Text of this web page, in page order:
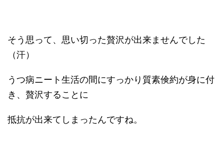
そう思って、思い切った贅沢が出来ませんでした
（汗）
うつ病ニート生活の間にすっかり質素倹約が身に付
き、贅沢することに
抵抗が出来てしまったんですね。